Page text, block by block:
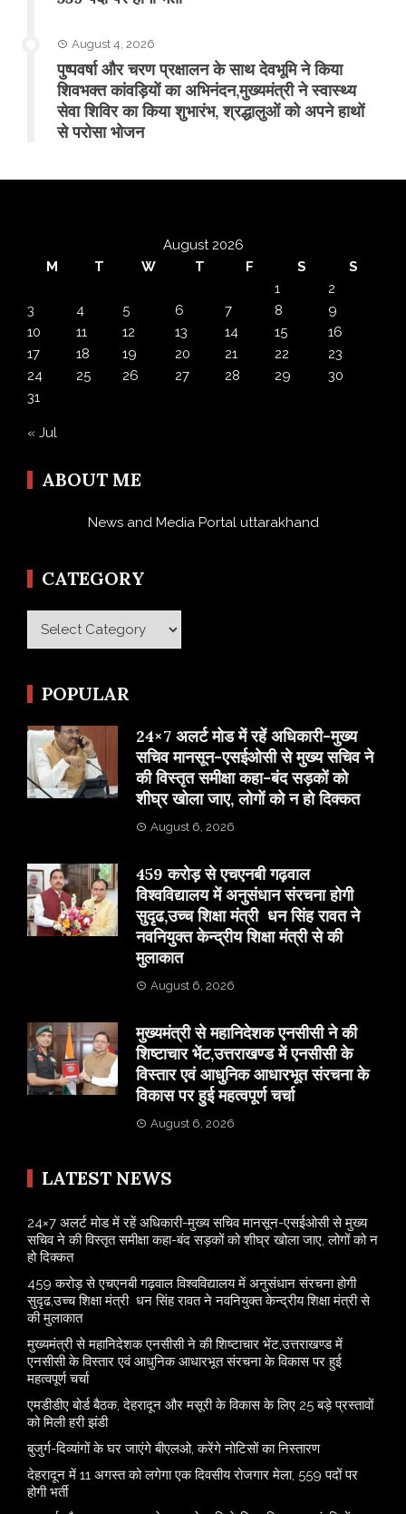
August 4, 2026
पुष्पवर्षा और चरण प्रक्षालन के साथ देवभूमि ने किया
शिवभक्त कांवड़ियों का अभिनंदन,मुख्यमंत्री ने स्वास्थ्य
सेवा शिविर का किया शुभारंभ, श्रद्धालुओं को अपने हाथों
से परोसा भोजन
August 2026
M
T W T F S
S
1
2
3
4 5 6 7 8
9
10
11 12 13 14 15
16
17
18 19 20 21 22
23
24
25 26 27 28 29
30
31
« Jul
ABOUT ME
News and Media Portal uttarakhand
CATEGORY
Category
POPULAR
24×7 अलर्ट मोड में रहें अधिकारी-मुख्य
सचिव मानसून-एसईओसी से मुख्य सचिव ने
की विस्तृत समीक्षा कहा-बंद सड़कों को
शीघ्र खोला जाए, लोगों को न हो दिक्कत
August 6, 2026
459 करोड़ से एचएनबी गढ़वाल
विश्वविद्यालय में अनुसंधान संरचना होगी
सुदृढ,उच्च शिक्षा मंत्री धन सिंह रावत ने
नवनियुक्त केन्द्रीय शिक्षा मंत्री से की
मुलाकात
August 6, 2026
मुख्यमंत्री से महानिदेशक एनसीसी ने की
शिष्टाचार भेंट,उत्तराखण्ड में एनसीसी के
विस्तार एवं आधुनिक आधारभूत संरचना के
विकास पर हुई महत्वपूर्ण चर्चा
August 6, 2026
LATEST NEWS
24×7 अलर्ट मोड में रहें अधिकारी-मुख्य सचिव मानसून-एसईओसी से मुख्य
सचिव ने की विस्तृत समीक्षा कहा-बंद सड़कों को शीघ्र खोला जाए, लोगों को न
हो दिक्कत
459 करोड़ से एचएनबी गढ़वाल विश्वविद्यालय में अनुसंधान संरचना होगी
सुदृढ,उच्च शिक्षा मंत्री धन सिंह रावत ने नवनियुक्त केन्द्रीय शिक्षा मंत्री से
की मुलाकात
मुख्यमंत्री से महानिदेशक एनसीसी ने की शिष्टाचार भेंट,उत्तराखण्ड में
एनसीसी के विस्तार एवं आधुनिक आधारभूत संरचना के विकास पर हुई
महत्वपूर्ण चर्चा
एमडीडीए बोर्ड बैठक, देहरादून और मसूरी के विकास के लिए 25 बड़े प्रस्तावों
को मिली हरी झंडी
बुजुर्ग-दिव्यांगों के घर जाएंगे बीएलओ, करेंगे नोटिसों का निस्तारण
​देहरादून में 11 अगस्त को लगेगा एक दिवसीय रोजगार मेला, 559 पदों पर
होगी भर्ती